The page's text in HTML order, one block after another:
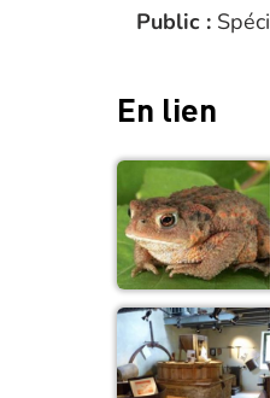
Public :
En lien